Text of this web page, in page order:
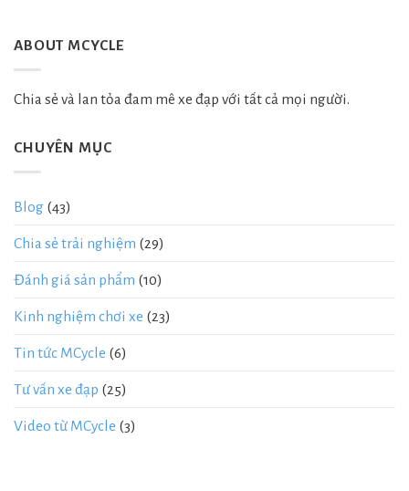
ABOUT MCYCLE
Chia sẻ và lan tỏa đam mê xe đạp với tất cả mọi người.
CHUYÊN MỤC
Blog (43)
Chia sẻ trải nghiệm (29)
Đánh giá sản phẩm (10)
Kinh nghiệm chơi xe (23)
Tin tức MCycle (6)
Tư vấn xe đạp (25)
Video từ MCycle (3)